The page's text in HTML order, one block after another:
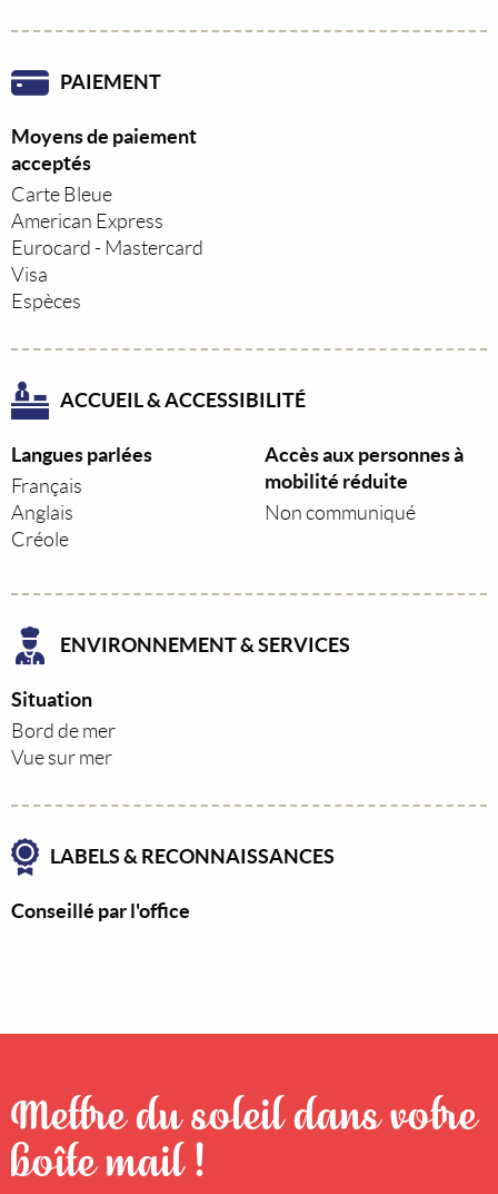
PAIEMENT
Moyens de paiement
acceptés
Carte Bleue
American Express
Eurocard - Mastercard
Visa
Espèces
ACCUEIL & ACCESSIBILITÉ
Langues parlées
Français
Anglais
Créole
Accès aux personnes à
mobilité réduite
Non communiqué
ENVIRONNEMENT & SERVICES
Situation
Bord de mer
Vue sur mer
LABELS & RECONNAISSANCES
Conseillé par l'office
Mettre du soleil dans votre
boîte mail !